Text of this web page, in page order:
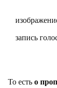
запись
То есть о